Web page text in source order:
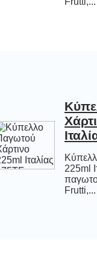
225ml
Frutti,...